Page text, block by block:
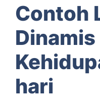
Contoh
Dinamis
hari